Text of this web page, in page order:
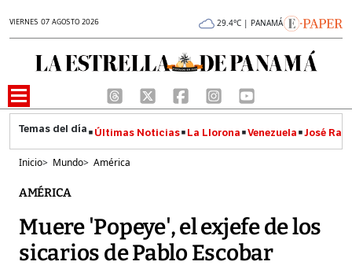
VIERNES 07 AGOSTO 2026 29.4°C | PANAMÁ
Últimas Noticias La Llorona Venezuela José
Inicio> Mundo> América
AMÉRICA
Muere 'Popeye', el exjefe de los
sicarios de Pablo Escobar